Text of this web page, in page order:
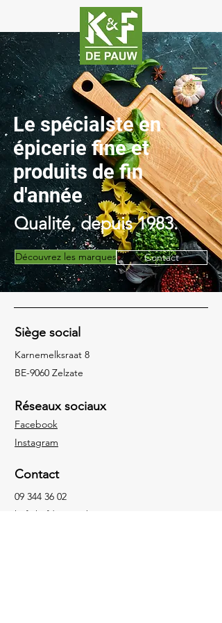
Le spécialste en
épicerie fine et
produits de fin
d'année
Qualité, depuis 1983.
Découvrez les marques Contact
Siège social
Karnemelksraat 8
BE-9060 Zelzate
Réseaux sociaux
Facebook
Instagram
Contact
09 344 36 02
knf@knfdepauw.be